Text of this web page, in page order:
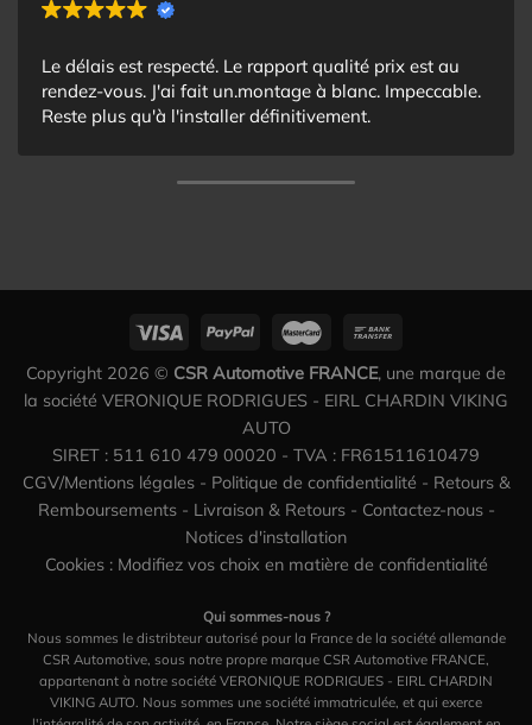
Le délais est respecté. Le rapport qualité prix est au
rendez-vous. J'ai fait un.montage à blanc. Impeccable.
Reste plus qu'à l'installer définitivement.
Copyright 2026 © CSR Automotive FRANCE, une marque de
la société VERONIQUE RODRIGUES - EIRL CHARDIN VIKING
AUTO
SIRET : 511 610 479 00020 - TVA : FR61511610479
CGV/Mentions légales- Politique de confidentialité - Retours &
Remboursements- Livraison & Retours- Contactez-nous-
Notices d'installation
Cookies : Modifiez vos choix en matière de confidentialité
Qui sommes-nous ?
Nous sommes le distribteur autorisé pour la France de la société allemande
CSR Automotive, sous notre propre marque CSR Automotive FRANCE,
appartenant à notre société VERONIQUE RODRIGUES - EIRL CHARDIN
VIKING AUTO. Nous sommes une société immatriculée, et qui exerce